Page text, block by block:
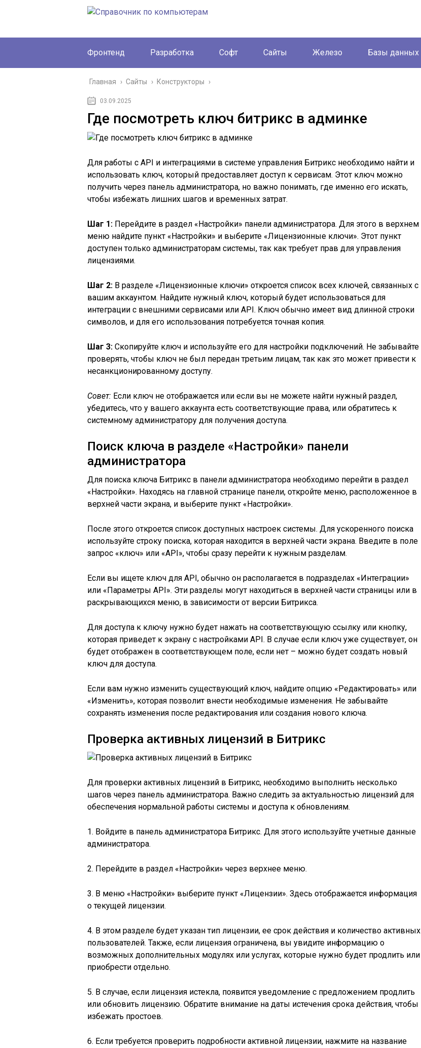
Фронтенд Разработка Софт Сайты Железо Базы данных
Главная › Сайты › Конструкторы ›
03.09.2025
Где посмотреть ключ битрикс в админке
Для работы с API и интеграциями в системе управления Битрикс необходимо найти и
использовать ключ, который предоставляет доступ к сервисам. Этот ключ можно
получить через панель администратора, но важно понимать, где именно его искать,
чтобы избежать лишних шагов и временных затрат.
Шаг 1: Перейдите в раздел «Настройки» панели администратора. Для этого в верхнем
меню найдите пункт «Настройки» и выберите «Лицензионные ключи». Этот пункт
доступен только администраторам системы, так как требует прав для управления
лицензиями.
Шаг 2: В разделе «Лицензионные ключи» откроется список всех ключей, связанных с
вашим аккаунтом. Найдите нужный ключ, который будет использоваться для
интеграции с внешними сервисами или API. Ключ обычно имеет вид длинной строки
символов, и для его использования потребуется точная копия.
Шаг 3: Скопируйте ключ и используйте его для настройки подключений. Не забывайте
проверять, чтобы ключ не был передан третьим лицам, так как это может привести к
несанкционированному доступу.
Совет: Если ключ не отображается или если вы не можете найти нужный раздел,
убедитесь, что у вашего аккаунта есть соответствующие права, или обратитесь к
системному администратору для получения доступа.
Поиск ключа в разделе «Настройки» панели
администратора
Для поиска ключа Битрикс в панели администратора необходимо перейти в раздел
«Настройки». Находясь на главной странице панели, откройте меню, расположенное в
верхней части экрана, и выберите пункт «Настройки».
После этого откроется список доступных настроек системы. Для ускоренного поиска
используйте строку поиска, которая находится в верхней части экрана. Введите в поле
запрос «ключ» или «API», чтобы сразу перейти к нужным разделам.
Если вы ищете ключ для API, обычно он располагается в подразделах «Интеграции»
или «Параметры API». Эти разделы могут находиться в верхней части страницы или в
раскрывающихся меню, в зависимости от версии Битрикса.
Для доступа к ключу нужно будет нажать на соответствующую ссылку или кнопку,
которая приведет к экрану с настройками API. В случае если ключ уже существует, он
будет отображен в соответствующем поле, если нет – можно будет создать новый
ключ для доступа.
Если вам нужно изменить существующий ключ, найдите опцию «Редактировать» или
«Изменить», которая позволит внести необходимые изменения. Не забывайте
сохранять изменения после редактирования или создания нового ключа.
Проверка активных лицензий в Битрикс
Для проверки активных лицензий в Битрикс, необходимо выполнить несколько
шагов через панель администратора. Важно следить за актуальностью лицензий для
обеспечения нормальной работы системы и доступа к обновлениям.
1. Войдите в панель администратора Битрикс. Для этого используйте учетные данные
администратора.
2. Перейдите в раздел «Настройки» через верхнее меню.
3. В меню «Настройки» выберите пункт «Лицензии». Здесь отображается информация
о текущей лицензии.
4. В этом разделе будет указан тип лицензии, ее срок действия и количество активных
пользователей. Также, если лицензия ограничена, вы увидите информацию о
возможных дополнительных модулях или услугах, которые нужно будет продлить или
приобрести отдельно.
5. В случае, если лицензия истекла, появится уведомление с предложением продлить
или обновить лицензию. Обратите внимание на даты истечения срока действия, чтобы
избежать простоев.
6. Если требуется проверить подробности активной лицензии, нажмите на название